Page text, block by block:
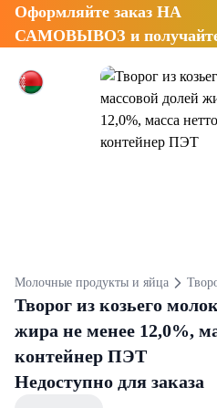
Оформляйте заказ НА
САМОВЫВОЗ и
Молочные продукты и яйца
Творог из козьего
жира не менее 12,0%,
контейнер ПЭТ
Недоступно для заказа